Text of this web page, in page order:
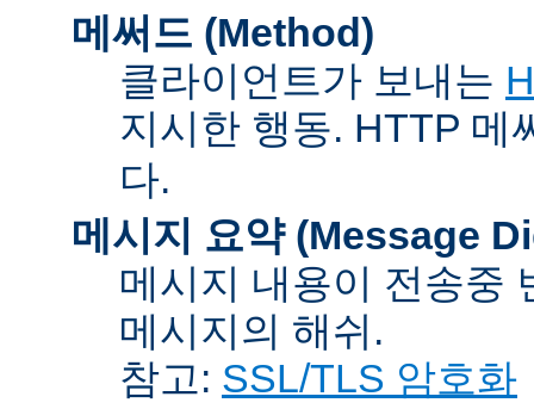
메써드 (Method)
클라이언트가 보내는
지시한 행동. HTTP 메
다.
메시지 요약 (Message
메시지 내용이 전송중
메시지의 해쉬.
참고: SSL/TLS 암호화